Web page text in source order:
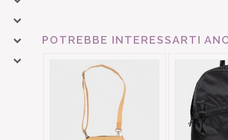
POTREBBE INTERESSARTI